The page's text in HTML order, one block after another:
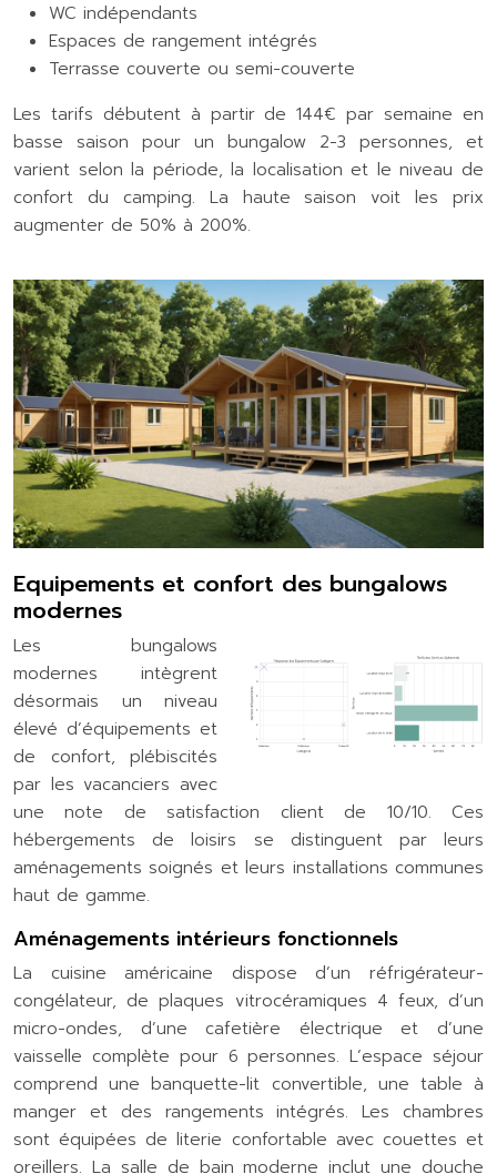
WC indépendants
Espaces de rangement intégrés
Terrasse couverte ou semi-couverte
Les tarifs débutent à partir de 144€ par semaine en
basse saison pour un bungalow 2-3 personnes, et
varient selon la période, la localisation et le niveau de
confort du camping. La haute saison voit les prix
augmenter de 50% à 200%.
Equipements et confort des bungalows
modernes
Les bungalows
modernes intègrent
désormais un niveau
élevé d’équipements et
de confort, plébiscités
par les vacanciers avec
une note de satisfaction client de 10/10. Ces
hébergements de loisirs se distinguent par leurs
aménagements soignés et leurs installations communes
haut de gamme.
Aménagements intérieurs fonctionnels
La cuisine américaine dispose d’un réfrigérateur-
congélateur, de plaques vitrocéramiques 4 feux, d’un
micro-ondes, d’une cafetière électrique et d’une
vaisselle complète pour 6 personnes. L’espace séjour
comprend une banquette-lit convertible, une table à
manger et des rangements intégrés. Les chambres
sont équipées de literie confortable avec couettes et
oreillers. La salle de bain moderne inclut une douche